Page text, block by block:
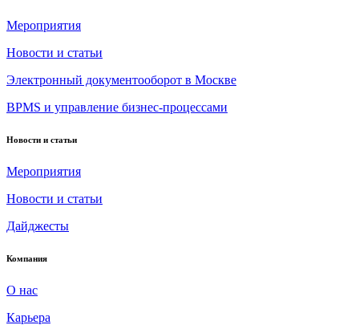
Мероприятия
Новости и статьи
Электронный документооборот в Москве
BPMS и управление бизнес-процессами
Новости и статьи
Мероприятия
Новости и статьи
Дайджесты
Компания
О нас
Карьера